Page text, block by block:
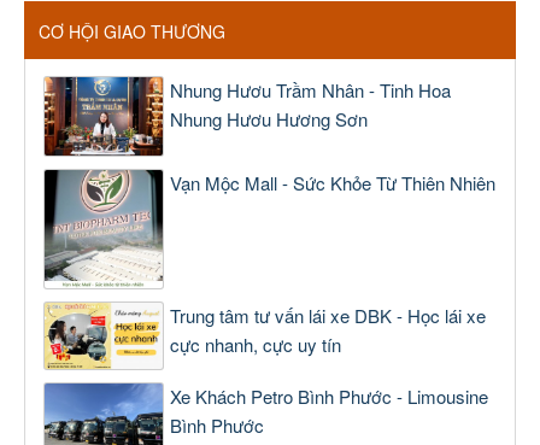
CƠ HỘI GIAO THƯƠNG
Nhung Hươu Trầm Nhân - Tinh Hoa
Nhung Hươu Hương Sơn
Vạn Mộc Mall - Sức Khỏe Từ Thiên Nhiên
Trung tâm tư vấn lái xe DBK - Học lái xe
cực nhanh, cực uy tín
Xe Khách Petro Bình Phước - Limousine
Bình Phước